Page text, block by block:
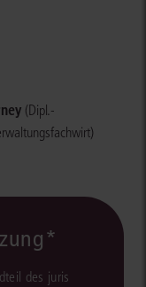
(Dipl.-
des juris